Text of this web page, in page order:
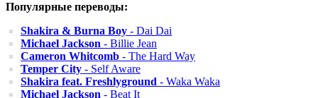
Популярные переводы:
Shakira & Burna Boy - Dai Dai
Michael Jackson - Billie Jean
Cameron Whitcomb - The Hard Way
Temper City - Self Aware
Shakira feat. Freshlyground - Waka Waka
Michael Jackson - Beat It